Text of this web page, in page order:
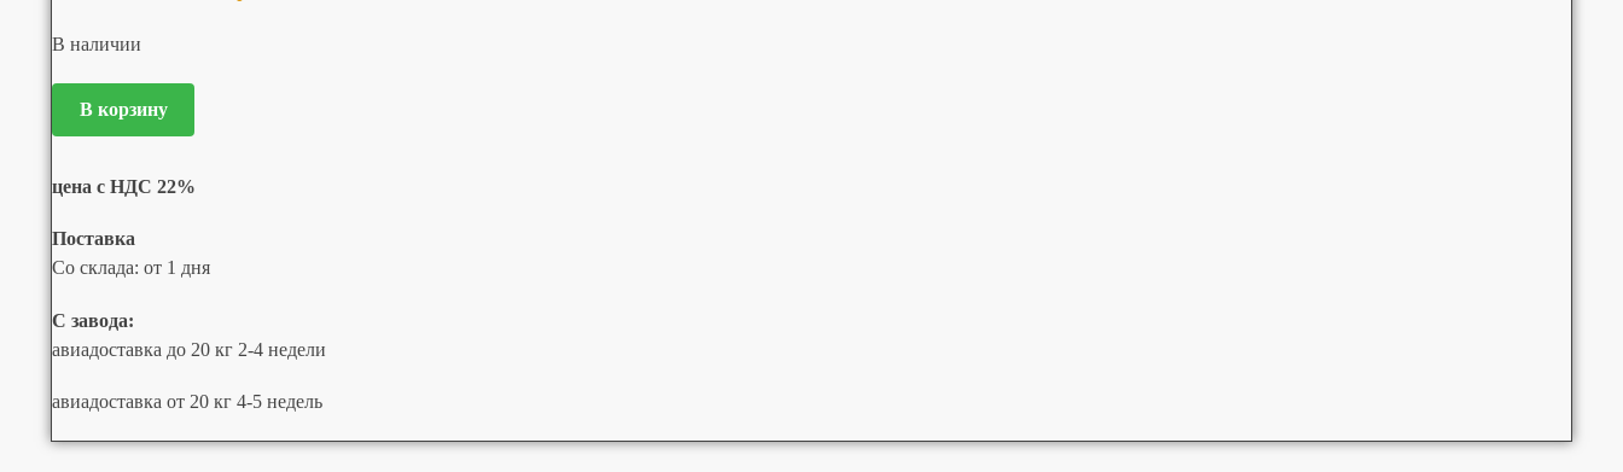
В наличии
В корзину
цена с НДС 22%
Поставка
Со склада: от 1 дня
С завода:
авиадоставка до 20 кг 2-4 недели
авиадоставка от 20 кг 4-5 недель